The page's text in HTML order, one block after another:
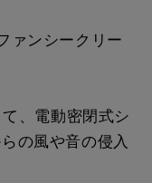
ァンシークリー
、電動密閉式シ
の風や音の侵入